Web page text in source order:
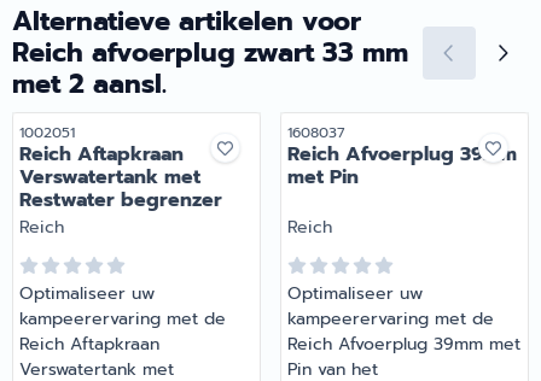
Alternatieve artikelen voor
Reich afvoerplug zwart 33 mm
met 2 aansl.
Artikelnummer
1002051
Reich Aftapkraan
Verswatertank met
Restwater begrenzer
Merk:
Reich
Optimaliseer uw
kampeerervaring met de
Reich Aftapkraan
Verswatertank met
Artikelnummer
1608037
Reich Afvoerplug 39mm
met Pin
Merk:
Reich
Optimaliseer uw
kampeerervaring met de
Reich Afvoerplug 39mm met
Pin van het